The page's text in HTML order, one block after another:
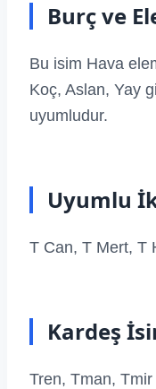
Burç ve
Bu isim Hava
Koç, Aslan, Yay
uyumludur.
Uyumlu
T Can, T Mert, T
Kardeş
Tren, Tman, Tmir